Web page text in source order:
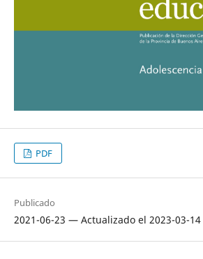
PDF
Publicado
2021-06-23 — Actualizado el 2023-03-14